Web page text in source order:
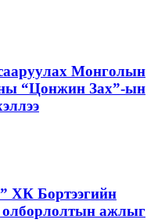
Монголын
“Цонжин Зах”-ын
ХК Бортээгийн
ажлыг